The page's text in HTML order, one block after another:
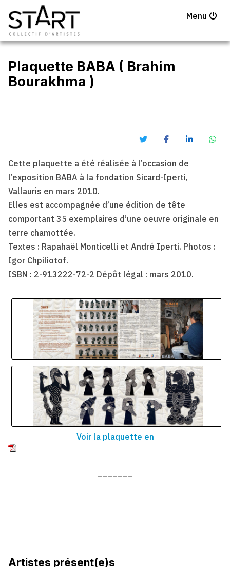
Menu
Plaquette BABA ( Brahim
Bourakhma )
Cette plaquette a été réalisée à l’occasion de
l’exposition BABA à la fondation Sicard-Iperti,
Vallauris en mars 2010.
Elles est accompagnée d’une édition de tête
comportant 35 exemplaires d’une oeuvre originale en
terre chamottée.
Textes : Rapahaël Monticelli et André Iperti. Photos :
Igor Chpiliotof.
ISBN : 2-913222-72-2 Dépôt légal : mars 2010.
Voir la plaquette en
Artistes présent(e)s